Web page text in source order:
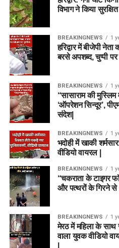
लिखित परीक्षा (One
प्रश्नों पर आधारित परीक्षा
या उच्च स्तर के पदों के
परीक्षा ली जा सकती है।
कौशल परीक्षा / एप्टीट्यूड
ऑपरेटर, आईटी असिस्टेंट,
लिए आवश्यक व्यावहारिक
जाएगा (जहां लागू हो)।
दस्तावेज सत्यापन
लिखित परीक्षा और स्किल
किए गए उम्मीदवारों को अपने
होगी।
चिकित्सा परीक्षण
पहले उम्मीदवारों का
लिए मेडिकल टेस्ट कराया
आवेदन शुल्क
विभाग ने किया
BREAKINGNEWS 1
हरिद्वार में बीजेपी
बरसे अपशब्द, चुप्पी
BREAKINGNEWS 1
“सासाराम की
‘ऑपरेशन सिन्दूर’,
संदेश|
BREAKINGNEWS 1
भदोही में खाकी
वीडियो वायरल |
BREAKINGNEWS 1
“चकराता के टाइगर
और पत्थरों के गिरने से
BREAKINGNEWS 1
मेरठ में महिला के
वाला युवक वीडियो